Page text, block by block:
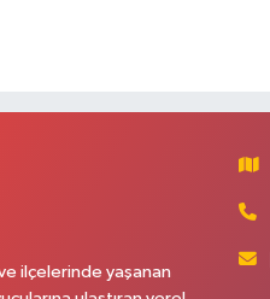
ilçelerinde yaşanan